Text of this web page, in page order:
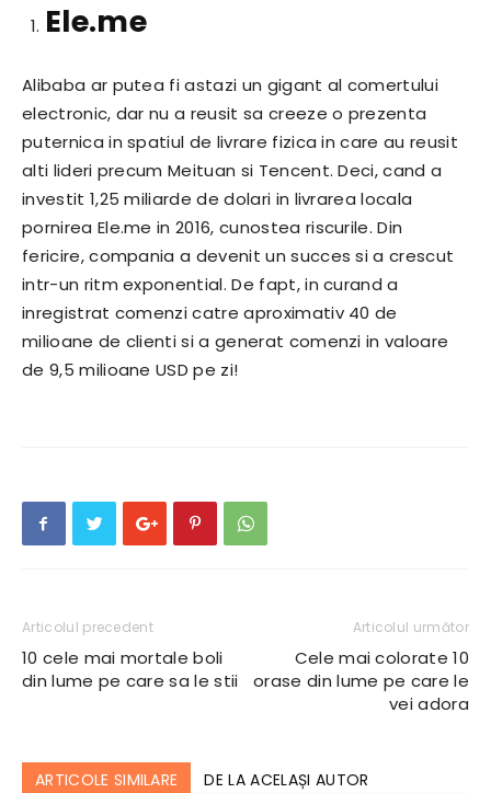
Ele.me
Alibaba ar putea fi astazi un gigant al comertului
electronic, dar nu a reusit sa creeze o prezenta
puternica in spatiul de livrare fizica in care au reusit
alti lideri precum Meituan si Tencent. Deci, cand a
investit 1,25 miliarde de dolari in livrarea locala
pornirea Ele.me in 2016, cunostea riscurile. Din
fericire, compania a devenit un succes si a crescut
intr-un ritm exponential. De fapt, in curand a
inregistrat comenzi catre aproximativ 40 de
milioane de clienti si a generat comenzi in valoare
de 9,5 milioane USD pe zi!
Articolul precedent
10 cele mai mortale boli
din lume pe care sa le stii
Articolul următor
Cele mai colorate 10
orase din lume pe care le
vei adora
ARTICOLE SIMILARE DE LA ACELAȘI AUTOR